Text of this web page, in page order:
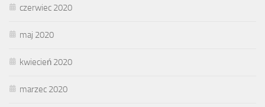
czerwiec 2020
maj 2020
kwiecień 2020
marzec 2020